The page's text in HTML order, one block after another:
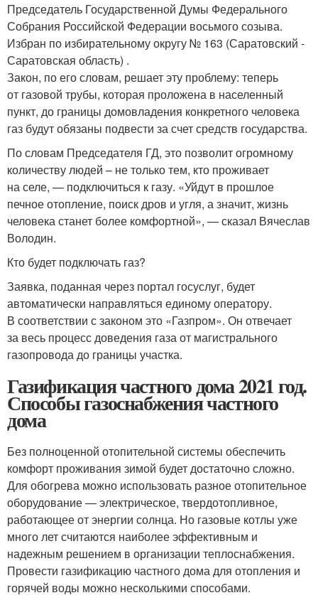
Председатель Государственной Думы Федерального
Собрания Российской Федерации восьмого созыва.
Избран по избирательному округу № 163 (Саратовский -
Саратовская область) .
Закон, по его словам, решает эту проблему: теперь
от газовой трубы, которая проложена в населенный
пункт, до границы домовладения конкретного человека
газ будут обязаны подвести за счет средств государства.
По словам Председателя ГД, это позволит огромному
количеству людей – не только тем, кто проживает
на селе, — подключиться к газу. «Уйдут в прошлое
печное отопление, поиск дров и угля, а значит, жизнь
человека станет более комфортной», — сказал Вячеслав
Володин.
Кто будет подключать газ?
Заявка, поданная через портал госуслуг, будет
автоматически направляться единому оператору.
В соответствии с законом это «Газпром». Он отвечает
за весь процесс доведения газа от магистрального
газопровода до границы участка.
Газификация частного дома 2021 год.
Способы газоснабжения частного
дома
Без полноценной отопительной системы обеспечить
комфорт проживания зимой будет достаточно сложно.
Для обогрева можно использовать разное отопительное
оборудование — электрическое, твердотопливное,
работающее от энергии солнца. Но газовые котлы уже
много лет считаются наиболее эффективным и
надежным решением в организации теплоснабжения.
Провести газификацию частного дома для отопления и
горячей воды можно несколькими способами.